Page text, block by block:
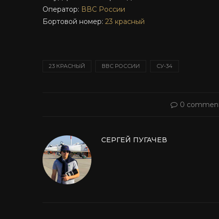
Оператор: ВВС России
Бортовой номер: 23 красный
23 КРАСНЫЙ ВВС РОССИИ СУ-34
0
СЕРГЕЙ ПУГАЧЕВ